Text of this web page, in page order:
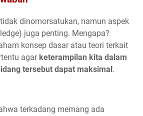
dinomorsatukan, namun aspek
juga penting. Mengapa?
konsep dasar atau teori terkait
agar keterampilan kita dalam
tersebut dapat maksimal .
terkadang memang ada